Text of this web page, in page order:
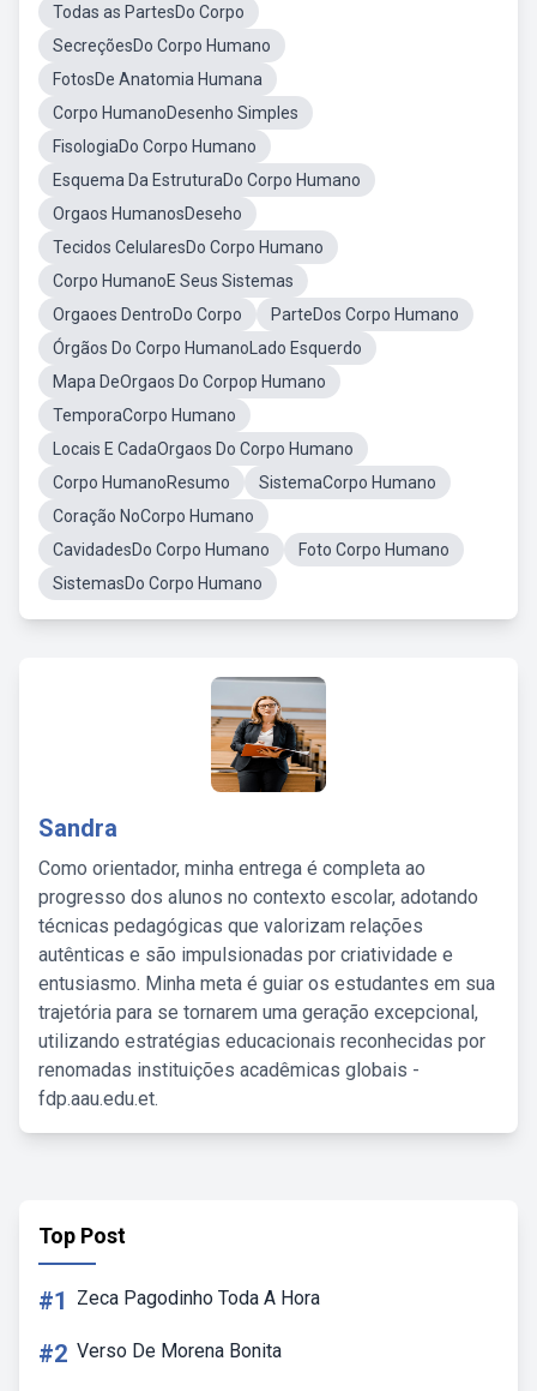
Todas as PartesDo Corpo
SecreçõesDo Corpo Humano
FotosDe Anatomia Humana
Corpo HumanoDesenho Simples
FisologiaDo Corpo Humano
Esquema Da EstruturaDo Corpo Humano
Orgaos HumanosDeseho
Tecidos CelularesDo Corpo Humano
Corpo HumanoE Seus Sistemas
Orgaoes DentroDo Corpo
ParteDos Corpo Humano
Órgãos Do Corpo HumanoLado Esquerdo
Mapa DeOrgaos Do Corpop Humano
TemporaCorpo Humano
Locais E CadaOrgaos Do Corpo Humano
Corpo HumanoResumo
SistemaCorpo Humano
Coração NoCorpo Humano
CavidadesDo Corpo Humano
Foto Corpo Humano
SistemasDo Corpo Humano
Sandra
Como orientador, minha entrega é completa ao
progresso dos alunos no contexto escolar, adotando
técnicas pedagógicas que valorizam relações
autênticas e são impulsionadas por criatividade e
entusiasmo. Minha meta é guiar os estudantes em sua
trajetória para se tornarem uma geração excepcional,
utilizando estratégias educacionais reconhecidas por
renomadas instituições acadêmicas globais -
fdp.aau.edu.et.
Top Post
#1 Zeca Pagodinho Toda A Hora
#2 Verso De Morena Bonita